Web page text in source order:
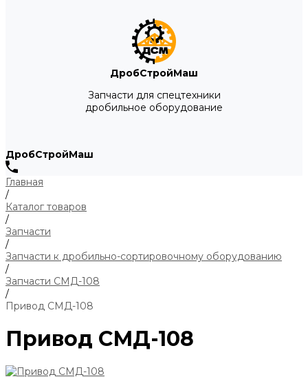
ДробСтройМаш
Запчасти для спецтехники
дробильное оборудование
ДробСтройМаш
Главная
/
Каталог товаров
/
Запчасти
/
Запчасти к дробильно-сортировочному оборудованию
/
Запчасти СМД-108
/
Привод СМД-108
Привод СМД-108